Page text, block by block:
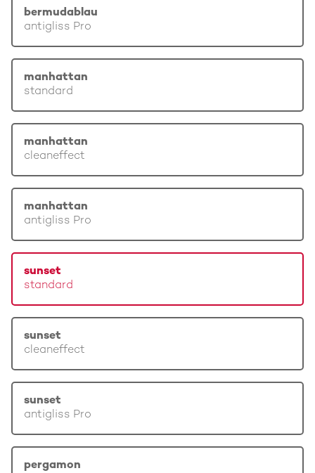
bermudablau
antigliss Pro
manhattan
standard
manhattan
cleaneffect
manhattan
antigliss Pro
sunset
standard
sunset
cleaneffect
sunset
antigliss Pro
pergamon